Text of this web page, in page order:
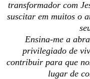
transformador com
suscitar em muitos o
Ensina-me a
privilegiado de
contribuir para que